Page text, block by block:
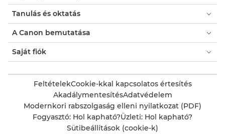
Tanulás és oktatás
A Canon bemutatása
Saját fiók
FeltételekCookie-kkal kapcsolatos értesítés
AkadálymentesítésAdatvédelem
Modernkori rabszolgaság elleni nyilatkozat (PDF)
Fogyasztó: Hol kapható?Üzleti: Hol kapható?
Sütibeállítások (cookie-k)